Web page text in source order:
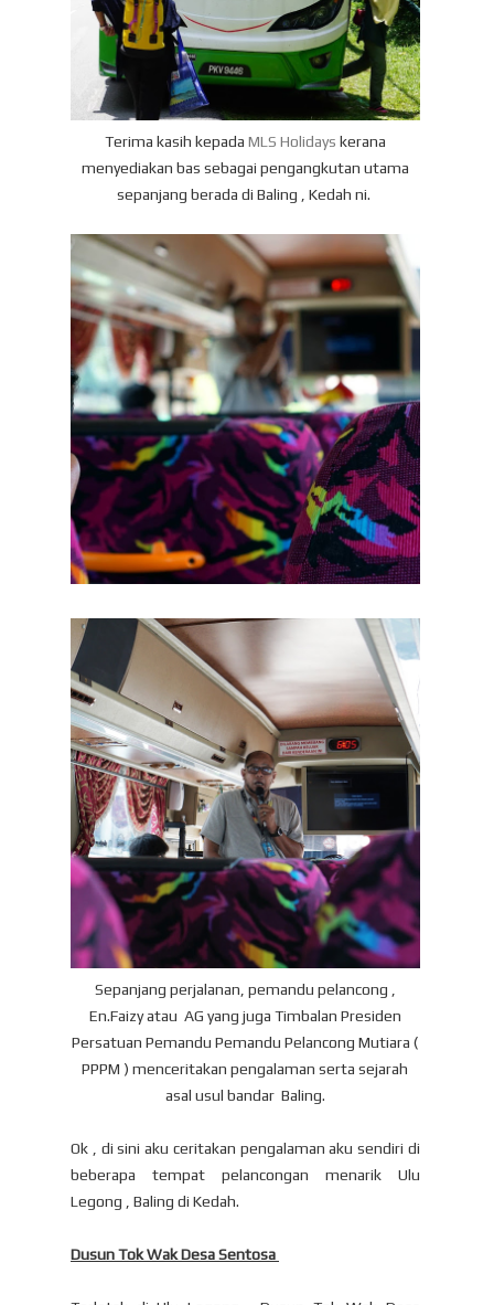
Terima kasih kepada MLS Holidays kerana
menyediakan bas sebagai pengangkutan utama
sepanjang berada di Baling , Kedah ni.
Sepanjang perjalanan, pemandu pelancong ,
En.Faizy atau AG yang juga Timbalan Presiden
Persatuan Pemandu Pemandu Pelancong Mutiara (
PPPM ) menceritakan pengalaman serta sejarah
asal usul bandar Baling.
Ok , di sini aku ceritakan pengalaman aku sendiri di
beberapa tempat pelancongan menarik Ulu
Legong , Baling di Kedah.
Dusun Tok Wak Desa Sentosa